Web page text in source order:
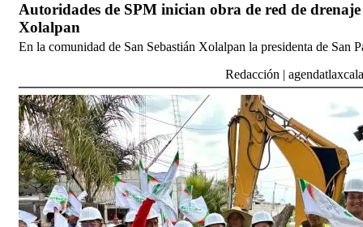
Autoridades de SPM inician obra de red de drenaje
Xolalpan
En la comunidad de San Sebastián Xolalpan la presidenta de San
Redacción | agendatlaxcala